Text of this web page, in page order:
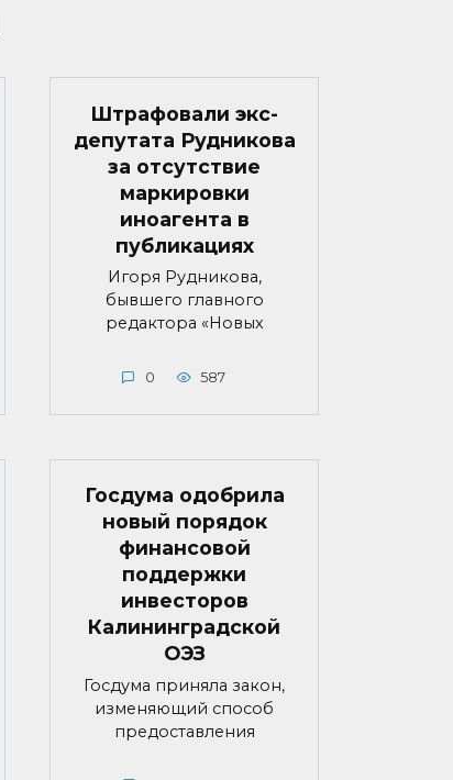
Штрафовали экс-
депутата Рудникова
за отсутствие
маркировки
иноагента в
публикациях
Игоря Рудникова,
бывшего главного
редактора «Новых
0 587
Госдума одобрила
новый порядок
финансовой
поддержки
инвесторов
Калининградской
ОЭЗ
Госдума приняла закон,
изменяющий способ
предоставления